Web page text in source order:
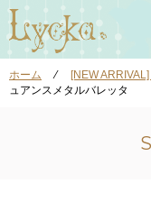
ホーム ⁄ [NEW
ュアンスメタルバレッタ